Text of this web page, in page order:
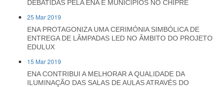
DEBATIDAS PELA ENA E MUNICÍPIOS NO CHIPRE
25 Mar 2019
ENA PROTAGONIZA UMA CERIMÓNIA SIMBÓLICA DE
ENTREGA DE LÂMPADAS LED NO ÂMBITO DO PROJETO
EDULUX
15 Mar 2019
ENA CONTRIBUI A MELHORAR A QUALIDADE DA
ILUMINAÇÃO DAS SALAS DE AULAS ATRAVÉS DO